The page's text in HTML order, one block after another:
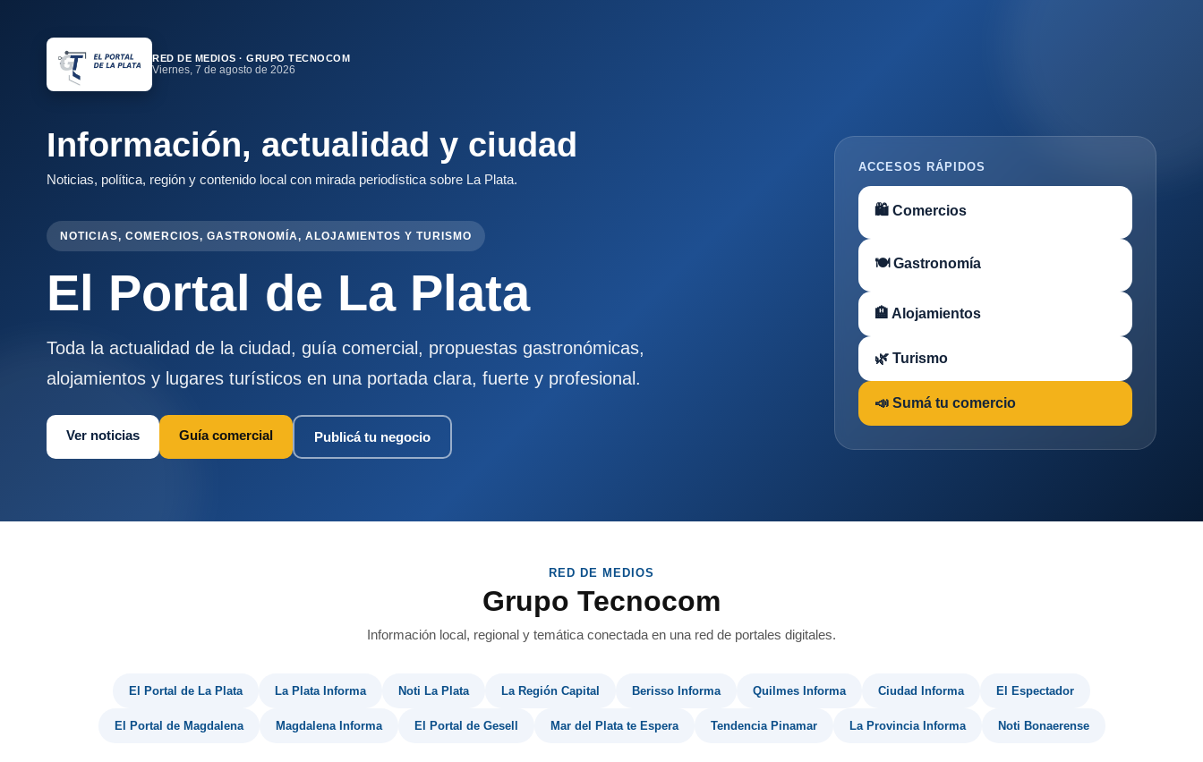
RED DE MEDIOS · GRUPO TECNOCOM
Viernes, 7 de agosto de 2026
Información, actualidad y ciudad
Noticias, política, región y contenido local con mirada periodística sobre La Plata.
NOTICIAS, COMERCIOS, GASTRONOMÍA, ALOJAMIENTOS Y TURISMO
El Portal de La Plata
Toda la actualidad de la ciudad, guía comercial, propuestas gastronómicas,
alojamientos y lugares turísticos en una portada clara, fuerte y profesional.
Ver noticias Guía comercial Publicá tu negocio
ACCESOS RÁPIDOS
🛍 Comercios
🍽 Gastronomía
🏨 Alojamientos
🌿 Turismo
📣 Sumá tu comercio
RED DE MEDIOS
Grupo Tecnocom
Información local, regional y temática conectada en una red de portales digitales.
El Portal de La Plata La Plata Informa Noti La Plata La Región Capital Berisso Informa Quilmes Informa Ciudad Informa El Espectador
El Portal de Magdalena Magdalena Informa El Portal de Gesell Mar del Plata te Espera Tendencia Pinamar La Provincia Informa Noti Bonaerense